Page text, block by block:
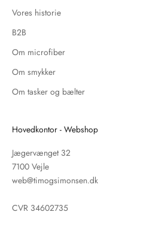
Vores historie
B2B
Om microfiber
Om smykker
Om tasker og bælter
Hovedkontor - Webshop
Jægervænget 32
7100 Vejle
web@timogsimonsen.dk
CVR 34602735